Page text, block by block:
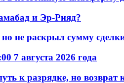
и Эр-Рияд?
но не раскрыл сумму
7 августа 2026 года
к разрядке, но возврат